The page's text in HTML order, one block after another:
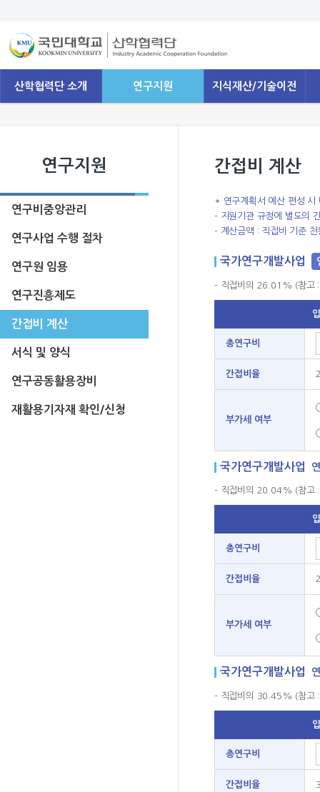
산학협력단 소개 연구지원 지식재산/기술이전
연구지원
연구비중앙관리
연구사업 수행 절차
연구원 임용
연구진흥제도
간접비 계산
서식 및 양식
연구공동활용장비
재활용기자재 확인/신청
간접비 계산
* 연구계획서 예산 편성 시
- 지원기관 규정에 별도의
- 계산금액 : 직접비 기준 천
국가연구개발사업
- 직접비의 26.01% (참고
총연구비
간접비율
부가세 여부
국가연구개발사업
- 직접비의 20.04% (참고
총연구비
간접비율
부가세 여부
국가연구개발사업
- 직접비의 30.45% (참고
총연구비
간접비율